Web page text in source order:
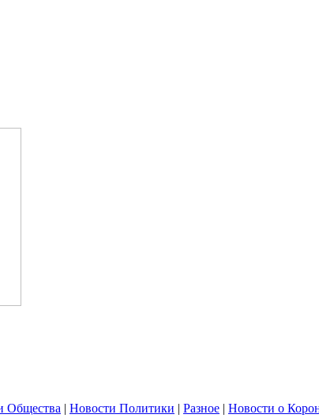
Общества | Новости Политики | Разное | Новости о